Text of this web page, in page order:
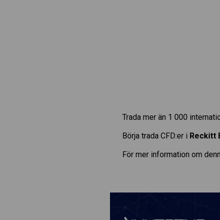
Trada mer än 1 000
Börja trada CFD:er i Reckitt
För mer information om